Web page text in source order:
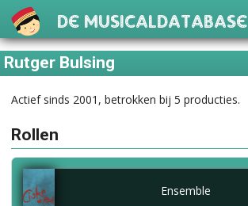
De Musicaldatabase
Rutger Bulsing
Actief sinds 2001, betrokken bij 5 producties.
Rollen
Ensemble